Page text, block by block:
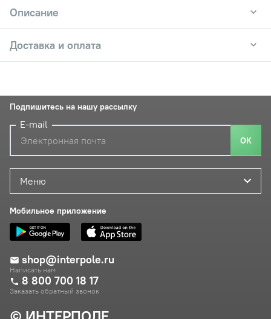
Описание
Доставка и оплата
Меню
Мобильное приложение
shop@interpole.ru
Написать нам
8 800 700 18 17
Заказать обратный звонок
Подпишитесь на нашу рассылку
E-mail
ОК